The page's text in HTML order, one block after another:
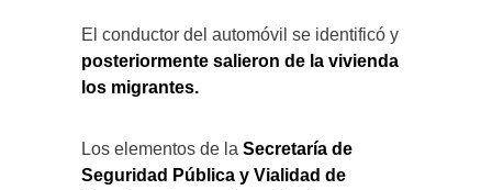
El conductor del automóvil se identificó y
posteriormente salieron de la vivienda
los migrantes.
Los elementos de la Secretaría de
Seguridad Pública y Vialidad de